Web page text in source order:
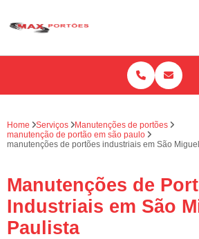
Home Serviços
Manutenções de portões
manutenção de portão em são paulo
manutenções de portões industriais em São
Manutenções de
Industriais em São
Paulista